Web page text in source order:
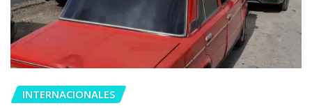
INTERNACIONALES